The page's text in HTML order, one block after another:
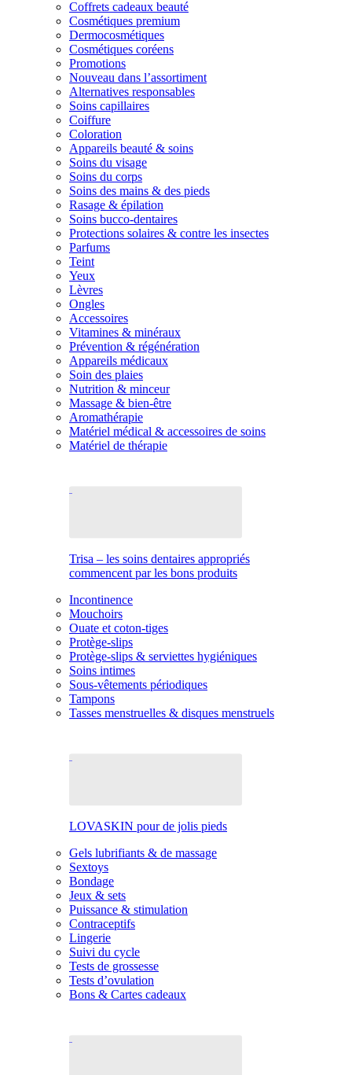
Coffrets cadeaux beauté
Cosmétiques premium
Dermocosmétiques
Cosmétiques coréens
Promotions
Nouveau dans l’assortiment
Alternatives responsables
Soins capillaires
Coiffure
Coloration
Appareils beauté & soins
Soins du visage
Soins du corps
Soins des mains & des pieds
Rasage & épilation
Soins bucco-dentaires
Protections solaires & contre les insectes
Parfums
Teint
Yeux
Lèvres
Ongles
Accessoires
Vitamines & minéraux
Prévention & régénération
Appareils médicaux
Soin des plaies
Nutrition & minceur
Massage & bien-être
Aromathérapie
Matériel médical & accessoires de soins
Matériel de thérapie
Trisa – les soins dentaires appropriés
commencent par les bons produits
Incontinence
Mouchoirs
Ouate et coton-tiges
Protège-slips
Protège-slips & serviettes hygiéniques
Soins intimes
Sous-vêtements périodiques
Tampons
Tasses menstruelles & disques menstruels
LOVASKIN pour de jolis pieds
Gels lubrifiants & de massage
Sextoys
Bondage
Jeux & sets
Puissance & stimulation
Contraceptifs
Lingerie
Suivi du cycle
Tests de grossesse
Tests d’ovulation
Bons & Cartes cadeaux